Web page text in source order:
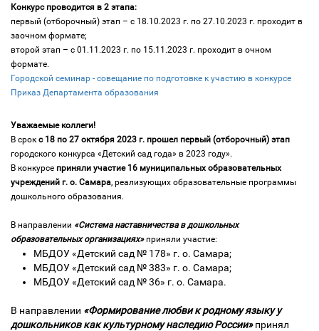
Конкурс проводится в 2 этапа:
первый (отборочный) этап – с 18.10.2023 г. по 27.10.2023 г. проходит в
заочном формате;
второй этап – с 01.11.2023 г. по 15.11.2023 г. проходит в очном
формате.
Городской семинар - совещание по подготовке к участию в конкурсе
Приказ Департамента образования
Уважаемые коллеги!
В срок с 18 по 27 октября 2023 г. прошел первый (отборочный) этап
городского конкурса «Детский сад года» в 2023 году».
В конкурсе приняли участие 16 муниципальных образовательных
учреждений г. о. Самара, реализующих образовательные программы
дошкольного образования.
В направлении «Система наставничества в дошкольных
образовательных организациях»приняли участие:
МБДОУ «Детский сад № 178» г. о. Самара;
МБДОУ «Детский сад № 383» г. о. Самара;
МБДОУ «Детский сад № 36» г. о. Самара.
В направлении «Формирование любви к родному языку у
дошкольников как культурному наследию России»принял